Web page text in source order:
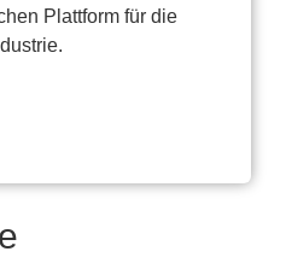
Plattform für die